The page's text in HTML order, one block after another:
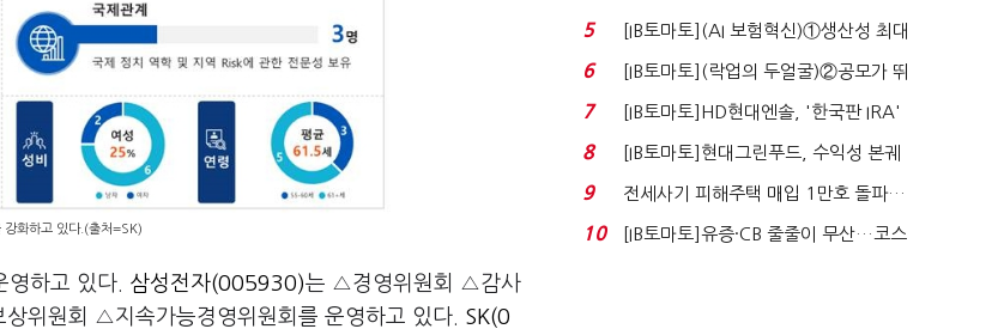
강화하고 있다.(출처=SK)
하고 있다. 삼성전자(005930)는 △경영위원회 △감사
위원회 △지속가능경영위원회를 운영하고 있다. SK(0
실적 견인은 은행 ...
5
[IB토마토](AI 보험혁신)①생산성 최대
80% 개선…현실...
6
[IB토마토](락업의 두얼굴)②공모가 뛰
자 첫날 매도…FI ...
7
[IB토마토]HD현대엔솔, '한국판 IRA'
수혜 부상…세액공...
8
[IB토마토]현대그린푸드, 수익성 본궤
도…실적 개선에 ...
9
전세사기 피해주택 매입 1만호 돌파…
누적 피해자 4만2...
10
[IB토마토]유증·CB 줄줄이 무산…코스